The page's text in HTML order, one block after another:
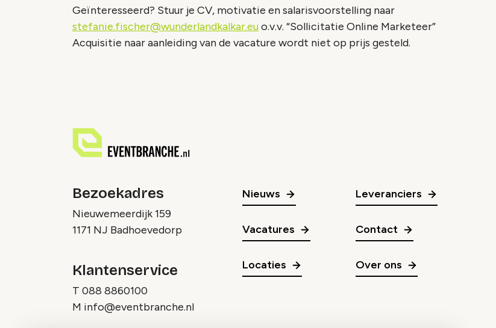
Geïnteresseerd? Stuur je CV, motivatie en salarisvoorstelling naar
stefanie.fischer@wunderlandkalkar.euo.v.v. “Sollicitatie Online Marketeer”
Acquisitie naar aanleiding van de vacature wordt niet op prijs gesteld.
Bezoekadres
Nieuwemeerdijk 159
1171 NJ Badhoevedorp
Klantenservice
T 088 8860100
M info@eventbranche.nl
Nieuws
Vacatures
Locaties
Leveranciers
Contact
Over ons